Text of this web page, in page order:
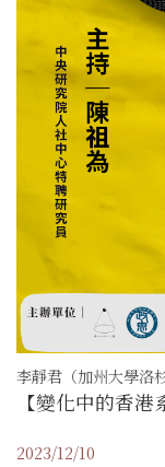
李靜君（加州大學洛
2023/12/10